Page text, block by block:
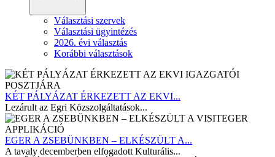
Választási szervek
Választási ügyintézés
2026. évi választás
Korábbi választások
KÉT PÁLYÁZAT ÉRKEZETT AZ EKVI...
Lezárult az Egri Közszolgáltatások...
EGER A ZSEBÜNKBEN – ELKÉSZÜLT A...
A tavaly decemberben elfogadott Kulturális...